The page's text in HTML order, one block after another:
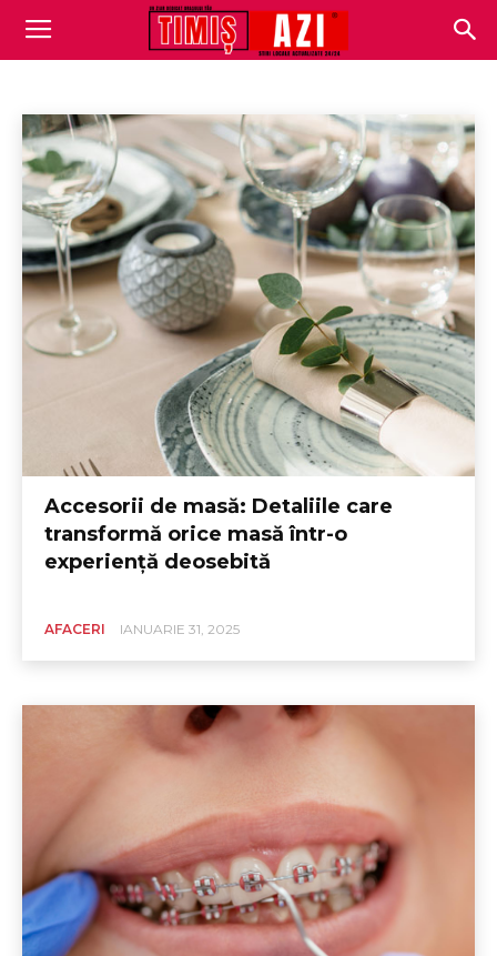
EVENIMENT
Accesorii de masă: Detaliile care
transformă orice masă într-o
experiență deosebită
AFACERI IANUARIE 31, 2025